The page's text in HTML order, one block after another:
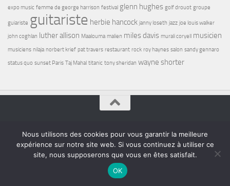
expo music femme de george harrison festival glenn hughes golf drouot groupe
guiariste guitariste herbie hancock janny loseth jazz joe louis walker
john coghlan luther allison Maalouma malien miles davis murali coryell musicien
musiciens nilaja norbert krief pat travers restaurant rock roy haynes salon sandy gennaro
status quo sunset Paris Taj Mahal titanic tony sheridan wayne shorter
Fièrement propulsé par - Conçu parThème Hueman
Nous utilisons des cookies pour vous garantir la meilleure
expérience sur notre site web. Si vous continuez à utiliser ce
site, nous supposerons que vous en êtes satisfait.
OK